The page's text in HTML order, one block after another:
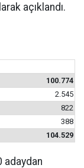
açıklandı.
100.774
2.545
822
388
104.529
adaydan